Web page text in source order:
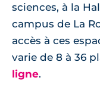
sciences, à la
campus de La
accès à ces
varie de 8 à 36
ligne.